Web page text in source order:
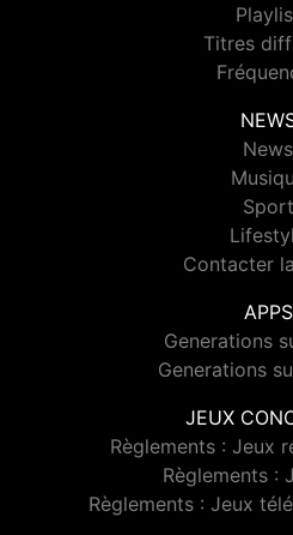
Titres
News
Sport
Contacter
APPS
Generations
Generations
JEUX
Règlements : Jeux
Règlements :
Règlements : Jeux